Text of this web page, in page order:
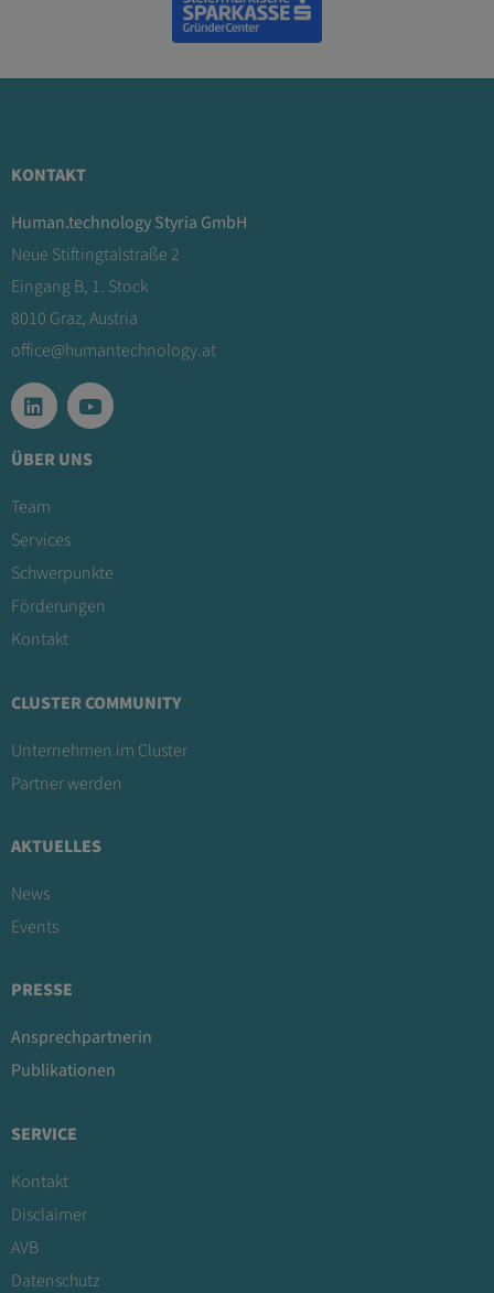
KONTAKT
Human.technology Styria GmbH
Neue Stiftingtalstraße 2
Eingang B, 1. Stock
8010 Graz, Austria
office@humantechnology.at
ÜBER UNS
Team
Services
Schwerpunkte
Förderungen
Kontakt
CLUSTER COMMUNITY
Unternehmen im Cluster
Partner werden
AKTUELLES
News
Events
PRESSE
Ansprechpartnerin
Publikationen
SERVICE
Kontakt
Disclaimer
AVB
Datenschutz